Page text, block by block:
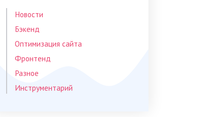
Новости
Бэкенд
Оптимизация сайта
Фронтенд
Разное
Инструментарий